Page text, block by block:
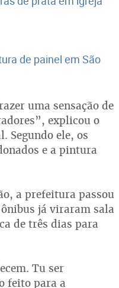
de painel em São
uma sensação de
explicou o
Segundo ele, os
e a pintura
a prefeitura passou
já viraram sala
de três dias para
Tu ser
feito para a